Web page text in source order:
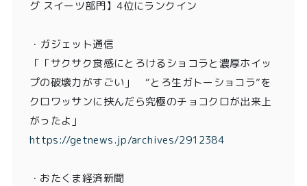
グ スイーツ部門】4位にランクイン
・ガジェット通信
「「サクサク食感にとろけるショコラと濃厚ホイッ
プの破壊力がすごい」 “とろ生ガトーショコラ”を
クロワッサンに挟んだら究極のチョコクロが出来上
がったよ」
https://getnews.jp/archives/2912384
・おたくま経済新聞